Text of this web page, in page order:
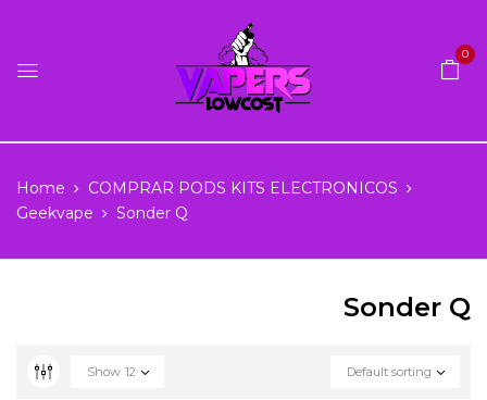
0
Home
COMPRAR PODS KITS ELECTRONICOS
Geekvape
Sonder Q
Sonder Q
Default sorting
Show 12